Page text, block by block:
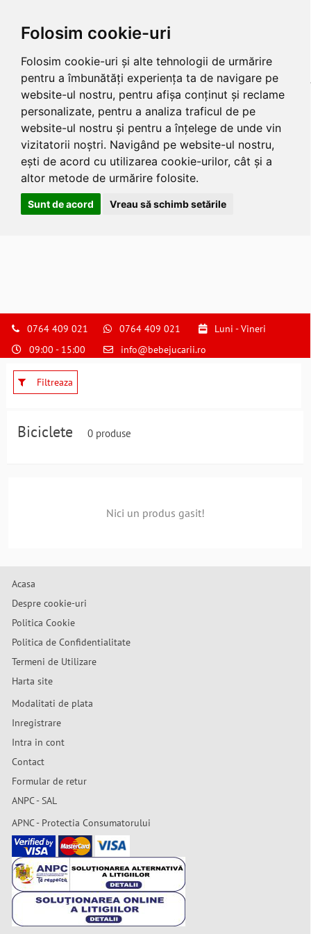
Folosim cookie-uri
Folosim cookie-uri și alte tehnologii de urmărire
pentru a îmbunătăți experiența ta de navigare pe
website-ul nostru, pentru afișa conținut și reclame
personalizate, pentru a analiza traficul de pe
website-ul nostru și pentru a înțelege de unde vin
vizitatorii noștri. Navigând pe website-ul nostru,
ești de acord cu utilizarea cookie-urilor, cât și a
altor metode de urmărire folosite.
Sunt de acord Vreau să schimb setările
0764 409 021 0764 409 021
Luni - Vineri
09:00 - 15:00
info@bebejucarii.ro
Filtreaza
Biciclete 0 produse
Nici un produs gasit!
Acasa
Despre cookie-uri
Politica Cookie
Politica de Confidentialitate
Termeni de Utilizare
Harta site
Modalitati de plata
Inregistrare
Intra in cont
Contact
Formular de retur
ANPC - SAL
APNC - Protectia Consumatorului